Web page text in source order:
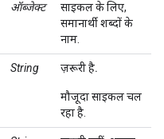
ऑब्जेक्ट
साइकल के लिए,
समानार्थी शब्दों के
नाम.
String ज़रूरी है.
मौजूदा साइकल चल
रहा है.